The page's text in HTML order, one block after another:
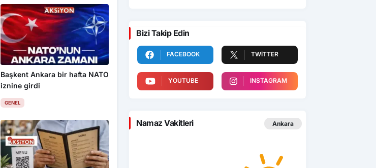
Başkent Ankara bir hafta NATO
iznine girdi
GENEL
Bizi Takip Edin
FACEBOOK TWITTER
YOUTUBE INSTAGRAM
Namaz Vakitleri Ankara